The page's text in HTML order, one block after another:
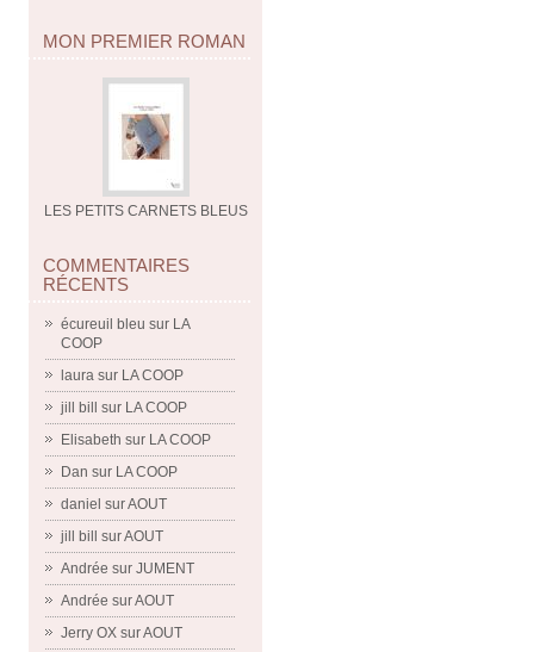
MON PREMIER ROMAN
LES PETITS CARNETS BLEUS
COMMENTAIRES
RÉCENTS
écureuil bleu sur LA
COOP
laura sur LA COOP
jill bill
sur LA COOP
Elisabeth sur LA COOP
Dan sur LA COOP
daniel surAOUT
jill bill
surAOUT
Andrée sur JUMENT
Andrée surAOUT
Jerry OX surAOUT